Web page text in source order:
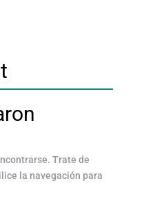
Trate de
la navegación para